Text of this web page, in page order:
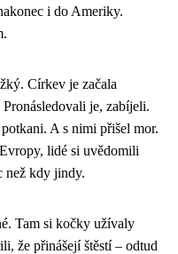
i do Ameriky.
Církev je začala
je, zabíjeli.
A s nimi přišel mor.
lidé si uvědomili
než kdy jindy.
Tam si kočky užívaly
že přinášejí štěstí – odtud